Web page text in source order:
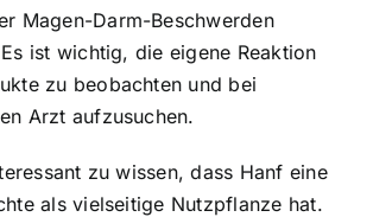
Magen-Darm-Beschwerden
ist wichtig, die eigene Reaktion
zu beobachten und bei
Arzt aufzusuchen.
zu wissen, dass Hanf eine
als vielseitige Nutzpflanze hat.